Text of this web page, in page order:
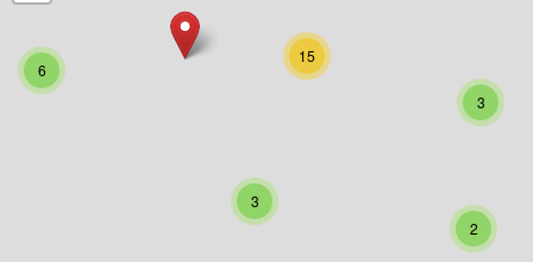
Burgenland
Oberösterreich
Salzburg
3
3
2
15
6